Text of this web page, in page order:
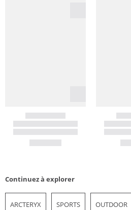
Continuez à explorer
ARCTERYX SPORTS OUTDOOR